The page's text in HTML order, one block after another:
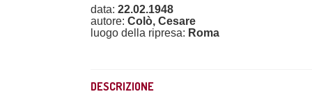
data: 22.02.1948
autore: Colò, Cesare
luogo della ripresa: Roma
DESCRIZIONE